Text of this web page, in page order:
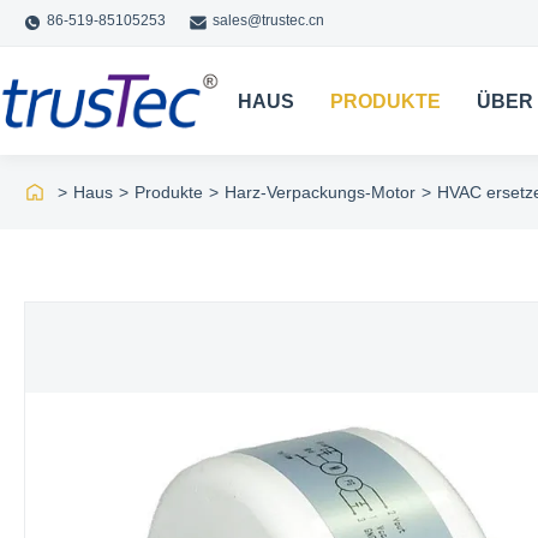
86-519-85105253 sales@trustec.cn
HAUS PRODUKTE ÜBER
> Haus > Produkte > Harz-Verpackungs-Motor > HVAC